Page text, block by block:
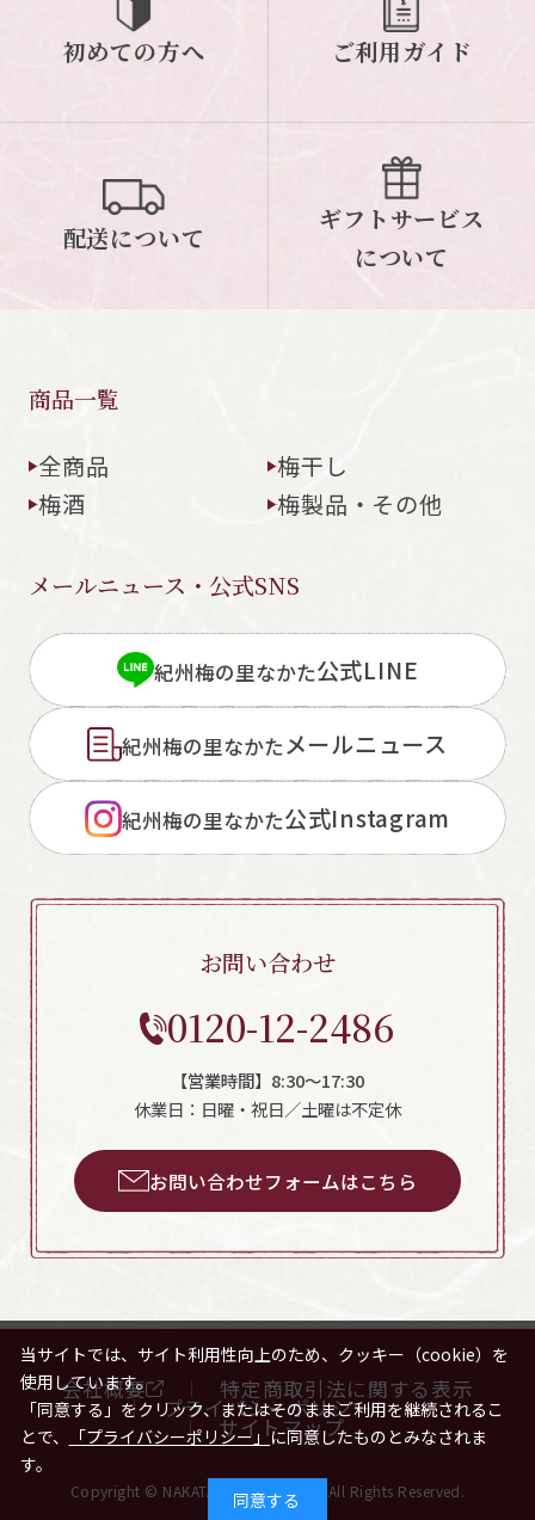
初めての方へ ご利用ガイド
配送について
ギフトサービス
について
商品一覧
全商品
梅干し
梅酒
梅製品・その他
メールニュース・公式SNS
紀州梅の里なかた公式LINE
紀州梅の里なかたメールニュース
紀州梅の里なかた公式Instagram
お問い合わせ
0120-12-2486
【営業時間】8:30～17:30
休業日：日曜・祝日／土曜は不定休
お問い合わせフォームはこちら
会社概要 特定商取引法に関する表示
プライバシーポリシー
サイトマップ
Copyright © NAKATAFOODS.CO.,LTD All Rights Reserved.
当サイトでは、サイト利用性向上のため、クッキー（cookie）を
使用しています。
「同意する」をクリック、またはそのままご利用を継続されるこ
とで、
「プライバシーポリシー」に同意したものとみなされま
す。
同意する